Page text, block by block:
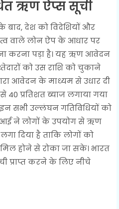
ऋण ऐप्स सूची
बाद, देश को विदेशियों और
वाले लोन ऐप के आधार पर
करना पड़ा है। यह ऋण आवेदन
को उस राशि को चुकाने
आवेदन के माध्यम से उधार दी
40 प्रतिशत ब्याज लगाया गया
सभी उल्लंघन गतिविधियों को
ने लोगों के उपयोग से ऋण
दिया है ताकि लोगों को
होने से रोका जा सके। भारत
प्राप्त करने के लिए नीचे